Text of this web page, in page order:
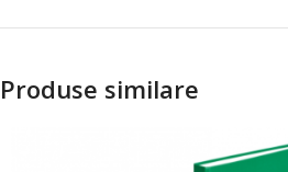
Produse similare